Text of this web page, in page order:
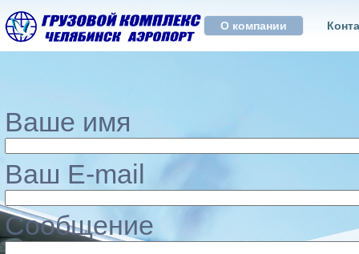
О компании
Ваше имя
Ваш E-mail
Сообщение